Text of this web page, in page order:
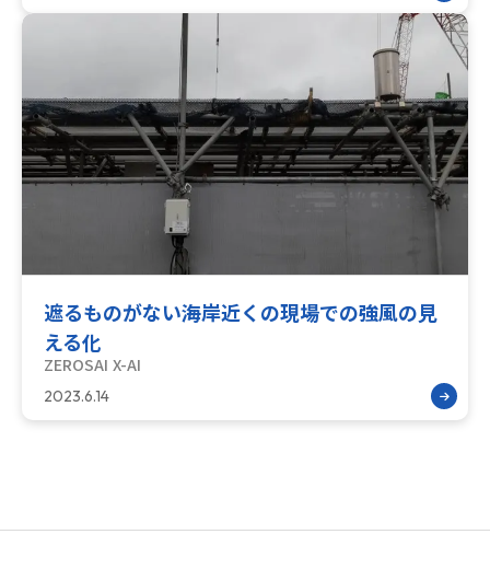
遮るものがない海岸近くの現場での強風の見
える化
ZEROSAI X-AI
2023.6.14